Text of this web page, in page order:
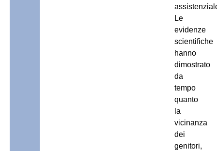
Le
evidenze
scientifiche
hanno
dimostrato
da
tempo
quanto
la
vicinanza
dei
genitori,